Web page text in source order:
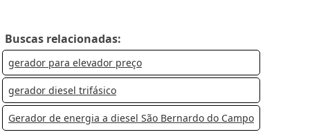
Buscas relacionadas:
gerador para elevador preço
gerador diesel trifásico
Gerador de energia a diesel São Bernardo do Campo